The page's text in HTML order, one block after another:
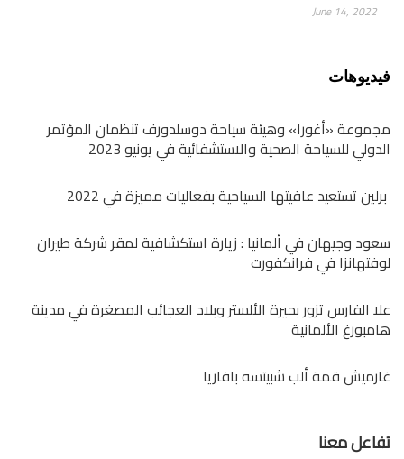
June 14, 2022
فيديوهات
مجموعة «أغورا» وهيئة سياحة دوسلدورف تنظمان المؤتمر
الدولي للسياحة الصحية والاستشفائية في يونيو 2023
سعود وجيهان في ألمانيا : زيارة استكشافية لمقر شركة طيران
لوفتهانزا في فرانكفورت
علا الفارس تزور بحيرة الألستر وبلاد العجائب المصغرة في مدينة
هامبورغ الألمانية
غارميش قمة ألب شبيتسه بافاريا
تفاعل معنا